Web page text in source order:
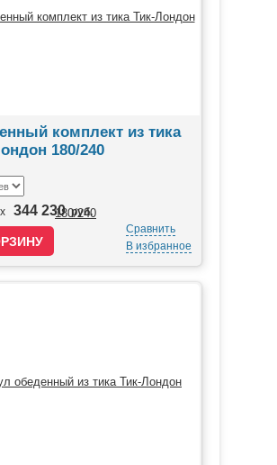
комплект из тика
180/240
x 344 230 руб.
Сравнить
В избранное